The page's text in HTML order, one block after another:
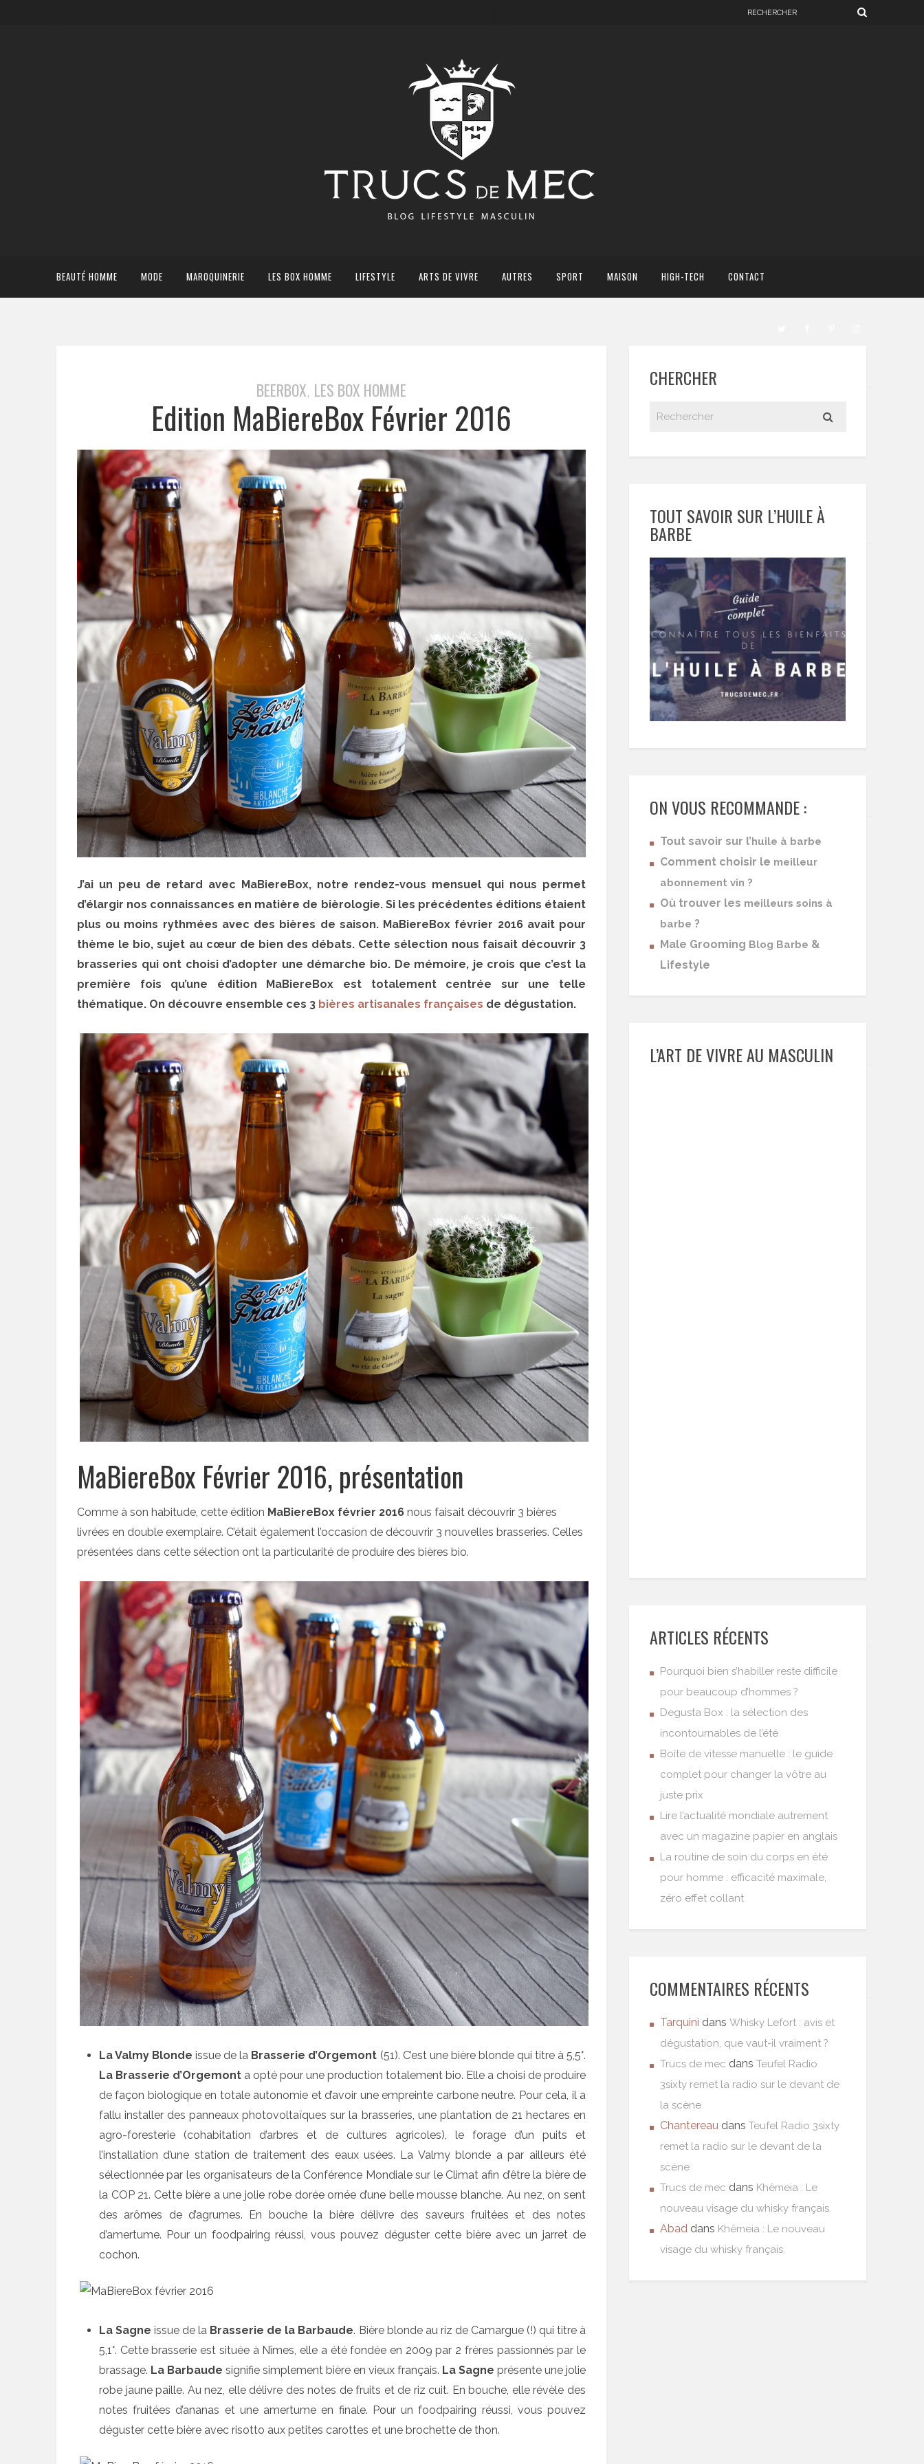
BEAUTÉ HOMME MODE MAROQUINERIE LES BOX HOMME LIFESTYLE ARTS DE VIVRE AUTRES SPORT MAISON HIGH-TECH CONTACT
BEERBOX, LES BOX HOMME
Edition MaBiereBox Février 2016
J’ai un peu de retard avec MaBiereBox, notre rendez-vous mensuel qui nous permet
d’élargir nos connaissances en matière de bièrologie. Si les précédentes éditions étaient
plus ou moins rythmées avec des bières de saison. MaBiereBox février 2016 avait pour
thème le bio, sujet au cœur de bien des débats. Cette sélection nous faisait découvrir 3
brasseries qui ont choisi d’adopter une démarche bio. De mémoire, je crois que c’est la
première fois qu’une édition MaBiereBox est totalement centrée sur une telle
thématique. On découvre ensemble ces 3 bières artisanales françaises de dégustation.
MaBiereBox Février 2016, présentation
Comme à son habitude, cette édition MaBiereBox février 2016 nous faisait découvrir 3 bières
livrées en double exemplaire. C’était également l’occasion de découvrir 3 nouvelles brasseries. Celles
présentées dans cette sélection ont la particularité de produire des bières bio.
La Valmy Blonde issue de la Brasserie d’Orgemont (51). C’est une bière blonde qui titre à 5,5°.
La Brasserie d’Orgemont a opté pour une production totalement bio. Elle a choisi de produire
de façon biologique en totale autonomie et d’avoir une empreinte carbone neutre. Pour cela, il a
fallu installer des panneaux photovoltaïques sur la brasseries, une plantation de 21 hectares en
agro-foresterie (cohabitation d’arbres et de cultures agricoles), le forage d’un puits et
l’installation d’une station de traitement des eaux usées. La Valmy blonde a par ailleurs été
sélectionnée par les organisateurs de la Conférence Mondiale sur le Climat afin d’être la bière de
la COP 21. Cette bière a une jolie robe dorée ornée d’une belle mousse blanche. Au nez, on sent
des arômes de d’agrumes. En bouche la bière délivre des saveurs fruitées et des notes
d’amertume. Pour un foodpairing réussi, vous pouvez déguster cette bière avec un jarret de
cochon.
La Sagne issue de la Brasserie de la Barbaude. Bière blonde au riz de Camargue (!) qui titre à
5,1°. Cette brasserie est située à Nîmes, elle a été fondée en 2009 par 2 frères passionnés par le
brassage. La Barbaude signifie simplement bière en vieux français. La Sagne présente une jolie
robe jaune paille. Au nez, elle délivre des notes de fruits et de riz cuit. En bouche, elle révèle des
notes fruitées d’ananas et une amertume en finale. Pour un foodpairing réussi, vous pouvez
déguster cette bière avec risotto aux petites carottes et une brochette de thon.
CHERCHER
TOUT SAVOIR SUR L’HUILE À
BARBE
ON VOUS RECOMMANDE :
Tout savoir sur l’ huile à barbe
Comment choisir le meilleur
abonnement vin ?
Où trouver les meilleurs soins à
barbe ?
Male Grooming Blog Barbe &
Lifestyle
L’ART DE VIVRE AU MASCULIN
ARTICLES RÉCENTS
Pourquoi bien s’habiller reste difficile
pour beaucoup d’hommes ?
Degusta Box : la sélection des
incontournables de l’été
Boîte de vitesse manuelle : le guide
complet pour changer la vôtre au
juste prix
Lire l’actualité mondiale autrement
avec un magazine papier en anglais
La routine de soin du corps en été
pour homme : efficacité maximale,
zéro effet collant
COMMENTAIRES RÉCENTS
Tarquini dans Whisky Lefort : avis et
dégustation, que vaut-il vraiment ?
Trucs de mec dans Teufel Radio
3sixty remet la radio sur le devant de
la scène
Chantereau dans Teufel Radio 3sixty
remet la radio sur le devant de la
scène
Trucs de mec dans Khêmeia : Le
nouveau visage du whisky français.
Abad dans Khêmeia : Le nouveau
visage du whisky français.